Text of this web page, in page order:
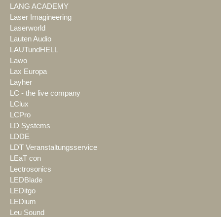
LANG ACADEMY
Laser Imagineering
Laserworld
Lauten Audio
LAUTundHELL
Lawo
Lax Europa
Layher
LC - the live company
LClux
LCPro
LD Systems
LDDE
LDT Veranstaltungsservice
LEaT con
Lectrosonics
LEDBlade
LEDitgo
LEDium
Leu Sound